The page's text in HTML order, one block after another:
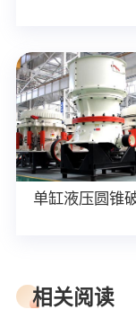
单缸液压圆锥
相关阅读